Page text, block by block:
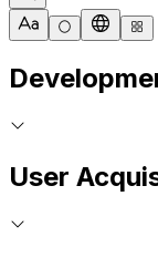
User